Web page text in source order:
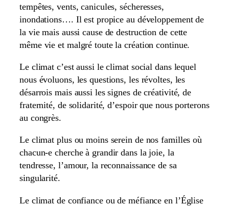
tempêtes, vents, canicules, sécheresses,
inondations…. Il est propice au développement de
la vie mais aussi cause de destruction de cette
même vie et malgré toute la création continue.
Le climat c’est aussi le climat social dans lequel
nous évoluons, les questions, les révoltes, les
désarrois mais aussi les signes de créativité, de
fraternité, de solidarité, d’espoir que nous porterons
au congrès.
Le climat plus ou moins serein de nos familles où
chacun-e cherche à grandir dans la joie, la
tendresse, l’amour, la reconnaissance de sa
singularité.
Le climat de confiance ou de méfiance en l’Église